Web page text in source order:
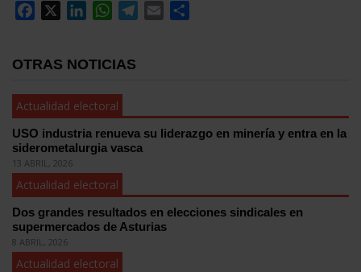
Facebook
LinkedInWhatsApp
Telegram
Email
OTRAS NOTICIAS
Actualidad electoral
USO industria renueva su liderazgo en minería y entra en la
siderometalurgia vasca
13 ABRIL, 2026
Actualidad electoral
Dos grandes resultados en elecciones sindicales en
supermercados de Asturias
8 ABRIL, 2026
Actualidad electoral